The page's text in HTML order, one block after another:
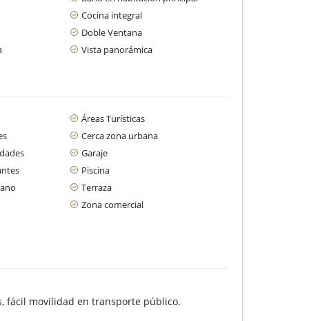
Cocina integral
Doble Ventana
Vista panorámica
Áreas Turísticas
Cerca zona urbana
Garaje
Piscina
Terraza
Zona comercial
fácil movilidad en transporte público.